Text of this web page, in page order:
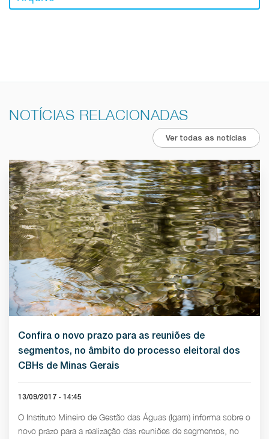
NOTÍCIAS RELACIONADAS
Ver todas as notícias
Confira o novo prazo para as reuniões de
segmentos, no âmbito do processo eleitoral dos
CBHs de Minas Gerais
13/09/2017 - 14:45
O Instituto Mineiro de Gestão das Águas (Igam) informa sobre o
novo prazo para a realização das reuniões de segmentos, no